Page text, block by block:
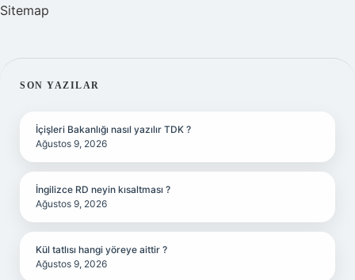
Sitemap
SIDEBAR
SON YAZILAR
İçişleri Bakanlığı nasıl yazılır TDK ?
Ağustos 9, 2026
İngilizce RD neyin kısaltması ?
Ağustos 9, 2026
Kül tatlısı hangi yöreye aittir ?
Ağustos 9, 2026